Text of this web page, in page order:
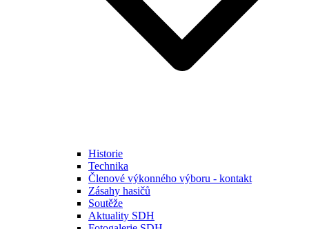
Historie
Technika
Členové výkonného výboru - kontakt
Zásahy hasičů
Soutěže
Aktuality SDH